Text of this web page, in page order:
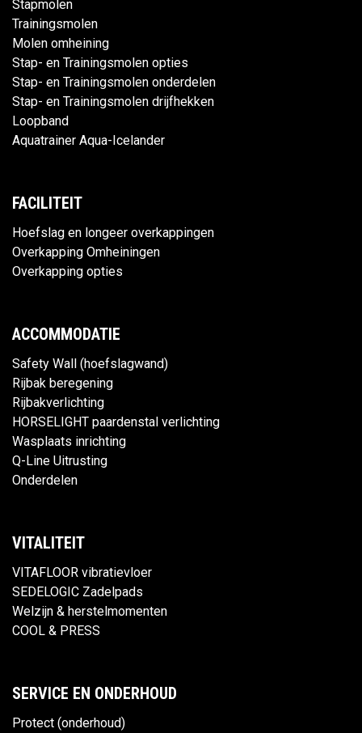
Stapmolen
Trainingsmolen
Molen omheining
Stap- en Trainingsmolen opties
Stap- en Trainingsmolen onderdelen
Stap- en Trainingsmolen drijfhekken
Loopband
Aquatrainer Aqua-Icelander
FACILITEIT
Hoefslag en longeer overkappingen
Overkapping Omheiningen
Overkapping opties
ACCOMMODATIE
Safety Wall (hoefslagwand)
Rijbak beregening
Rijbakverlichting
HORSELIGHT paardenstal verlichting
Wasplaats inrichting
Q-Line Uitrusting
Onderdelen
VITALITEIT
VITAFLOOR vibratievloer
SEDELOGIC Zadelpads
Welzijn & herstelmomenten
COOL & PRESS
SERVICE EN ONDERHOUD
Protect (onderhoud)